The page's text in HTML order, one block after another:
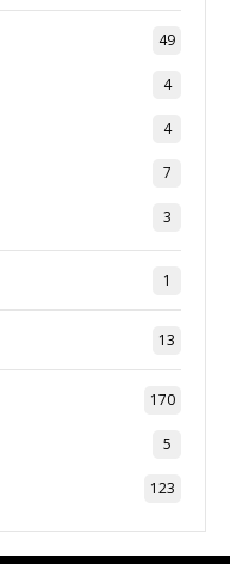
49
4
4
7
3
1
13
170
5
123